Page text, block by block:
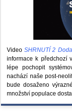
VideoSHRNUTÍ 2
informace k předchozí
lépe pochopit
nachází naše post-
bude dosaženo
množství populace